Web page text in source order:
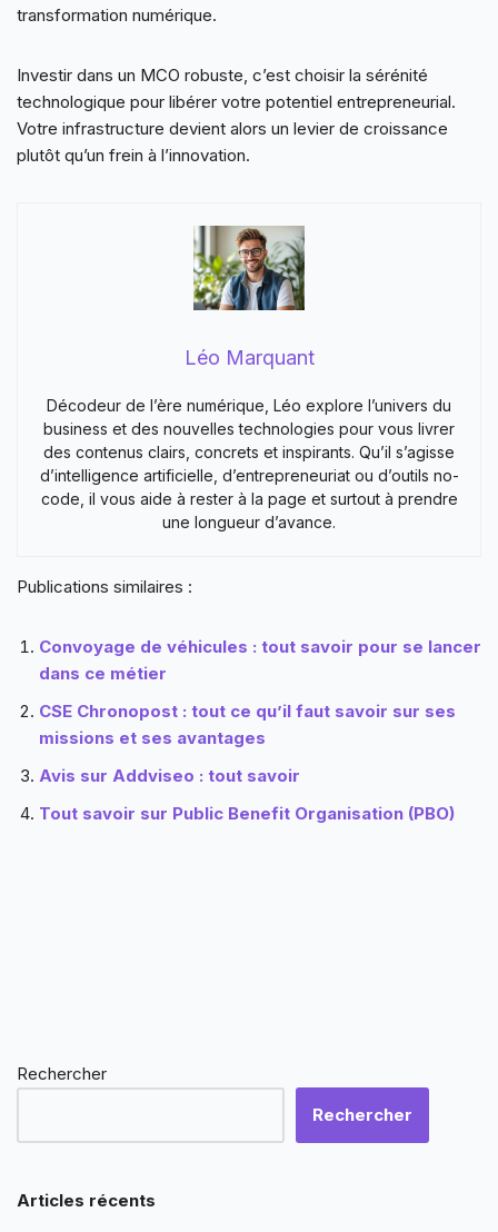
transformation numérique.
Investir dans un MCO robuste, c’est choisir la sérénité
technologique pour libérer votre potentiel entrepreneurial.
Votre infrastructure devient alors un levier de croissance
plutôt qu’un frein à l’innovation.
Léo Marquant
Décodeur de l’ère numérique, Léo explore l’univers du
business et des nouvelles technologies pour vous livrer
des contenus clairs, concrets et inspirants. Qu’il s’agisse
d’intelligence artificielle, d’entrepreneuriat ou d’outils no-
code, il vous aide à rester à la page et surtout à prendre
une longueur d’avance.
Publications similaires :
Convoyage de véhicules : tout savoir pour se lancer
dans ce métier
CSE Chronopost : tout ce qu’il faut savoir sur ses
missions et ses avantages
Avis sur Addviseo : tout savoir
Tout savoir sur Public Benefit Organisation (PBO)
Rechercher
Rechercher
Articles récents